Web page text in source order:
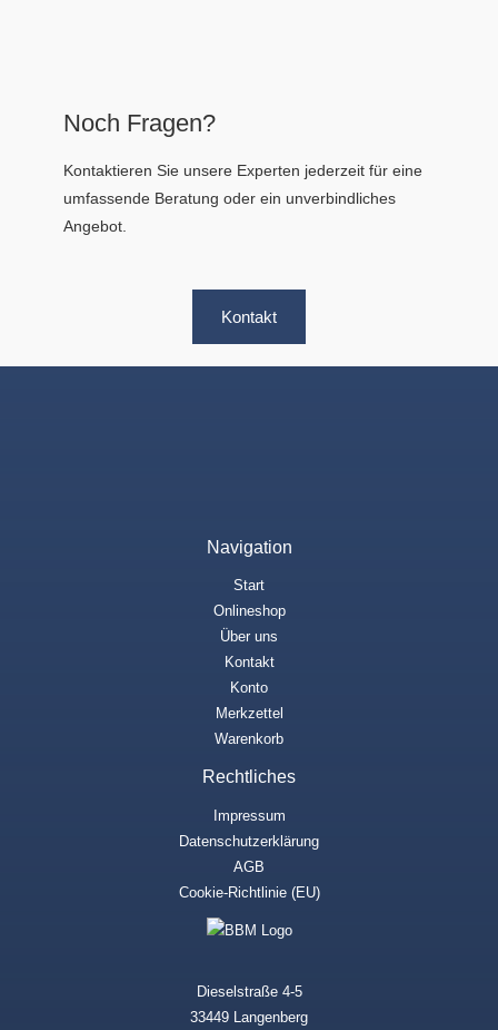
Noch Fragen?
Kontaktieren Sie unsere Experten jederzeit für eine
umfassende Beratung oder ein unverbindliches
Angebot.
Kontakt
Navigation
Start
Onlineshop
Über uns
Kontakt
Konto
Merkzettel
Warenkorb
Rechtliches
Impressum
Datenschutzerklärung
AGB
Cookie-Richtlinie (EU)
Dieselstraße 4-5
33449 Langenberg